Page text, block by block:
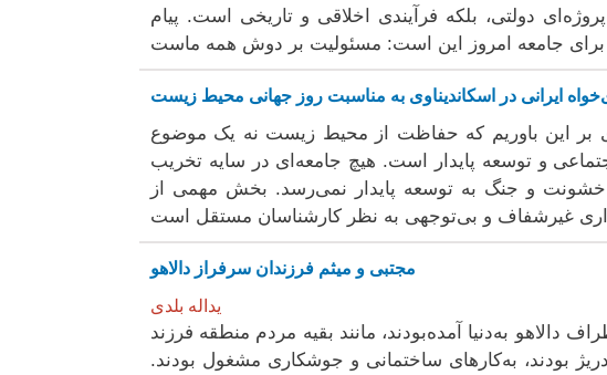
دولتی، بلکه فرآیندی اخلاقی و تاریخی است. پیام
ایرانی در اسکاندیناوی به مناسبت روز جهانی محیط زیست
بر این باوریم که حفاظت از محیط زیست نه یک موضوع
و توسعه پایدار است. هیچ جامعه‌ای در سایه تخریب
و جنگ به توسعه پایدار نمی‌رسد. بخش مهمی از
مجتبی و میثم فرزندان سرفراز دالاهو
یداله بلدی
دالاهو به‌دنیا آمده‌بودند، مانند بقیه مردم منطقه فرزند
بودند، به‌کارهای ساختمانی و جوشکاری مشغول بودند.